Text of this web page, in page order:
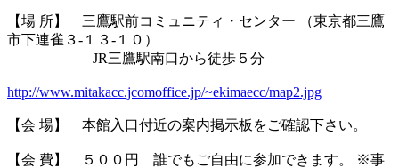
【場 所】 三鷹駅前コミュニティ・センター （東京都三鷹
市下連雀３-１３-１０）
JR三鷹駅南口から徒歩５分
http://www.mitakacc.jcomoffice.jp/~ekimaecc/map2.jpg
【会 場】 本館入口付近の案内掲示板をご確認下さい。
【会 費】 ５００円 誰でもご自由に参加できます。 ※事